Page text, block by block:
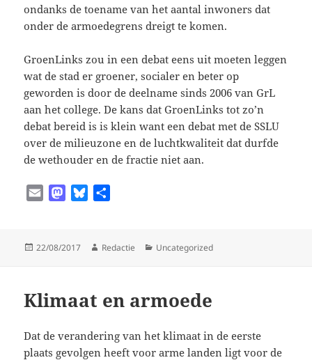
ondanks de toename van het aantal inwoners dat
onder de armoedegrens dreigt te komen.
GroenLinks zou in een debat eens uit moeten leggen
wat de stad er groener, socialer en beter op
geworden is door de deelname sinds 2006 van GrL
aan het college. De kans dat GroenLinks tot zo’n
debat bereid is is klein want een debat met de SSLU
over de milieuzone en de luchtkwaliteit dat durfde
de wethouder en de fractie niet aan.
i
M
t
n
e
y
e
Geplaatst
22/08/2017 Auteur
Redactie Categorieën
Uncategorized
Klimaat en armoede
Dat de verandering van het klimaat in de eerste
plaats gevolgen heeft voor arme landen ligt voor de